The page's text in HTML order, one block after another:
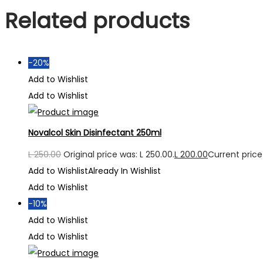
Related products
-20%
Add to Wishlist
Add to Wishlist
Novalcol Skin Disinfectant 250ml
L250.00 Original price was: L 250.00.L 200.00Current price
Add to WishlistAlready In Wishlist
Add to Wishlist
-10%
Add to Wishlist
Add to Wishlist